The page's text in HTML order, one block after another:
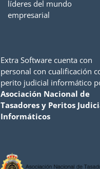
líderes del mundo
empresarial
Extra Software cuenta con
personal con cualificación
perito judicial informático
Asociación Nacional de
Tasadores y Peritos
Informáticos